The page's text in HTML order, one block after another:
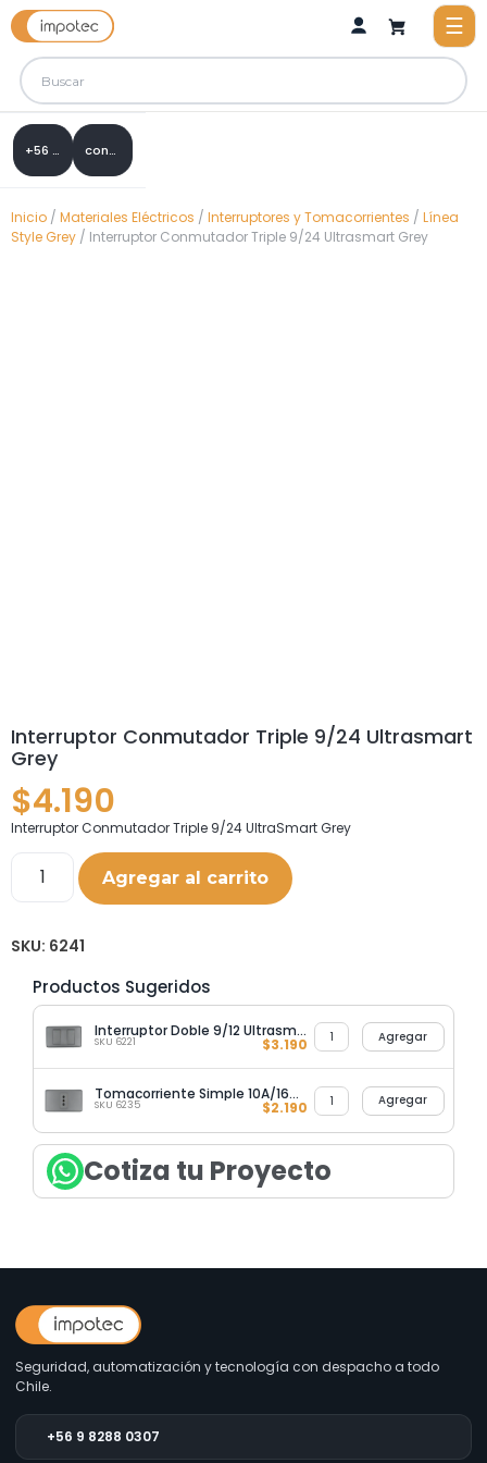
+56 9 8288 0307 contacto@impotec.cl
Inicio / Materiales Eléctricos / Interruptores y Tomacorrientes / Línea
Style Grey / Interruptor Conmutador Triple 9/24 Ultrasmart Grey
Interruptor Conmutador Triple 9/24 Ultrasmart
Grey
$4.190
Interruptor Conmutador Triple 9/24 UltraSmart Grey
Agregar al carrito
SKU: 6241
Productos Sugeridos
Interruptor Doble 9/12 Ultrasmart Grey
SKU 6221 $3.190 Agregar
Tomacorriente Simple 10A/16A Ultrasmart Grey
SKU 6235 $2.190 Agregar
Cotiza tu Proyecto
Seguridad, automatización y tecnología con despacho a todo
Chile.
+56 9 8288 0307